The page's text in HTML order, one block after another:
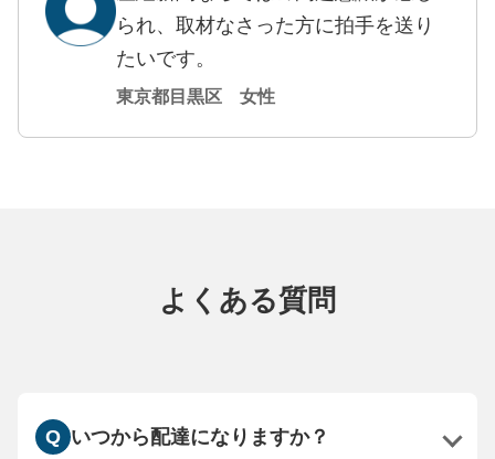
られ、取材なさった方に拍手を送り
たいです。
東京都目黒区 女性
よくある質問
いつから配達になりますか？